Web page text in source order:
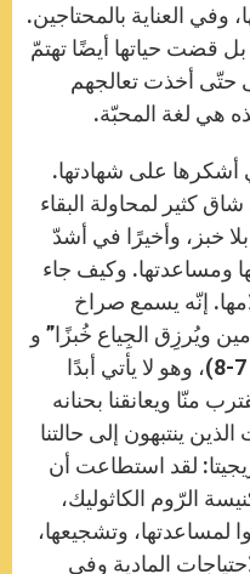
وفي العناية بالمحتاجين.
قضت حياتها أيضًا تهتمّ
حتّى أخذت تعالجهم
هي لغة المحبّة.
أشكرها على شهادتها.
كثير لمحاولة البقاء
خبز، وأخيرًا في أشدّ
ومساعدتها. وكيف جاء
إنّه يسمع صراخ
ويُرزِق الجِياع خُبزًا” و
“يُنهِضُ الرَّازِحين” (مزمور 146، 7-8)، وهو لا يأتي أبدًا
منّا ويعانقنا بحنانه
ينتبهون إلى حالتنا
لقد استطاعت أن
الرّوم الكاثوليك،
لمساعدتها، وتشجيعها،
المادية وفي